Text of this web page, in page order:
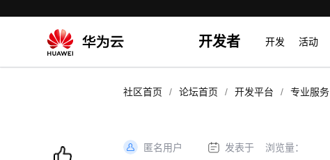
开发者 开发 活动
社区首页 / 论坛首页 / 开发平台 / 专业服务
匿名用户 发表于 浏览量：